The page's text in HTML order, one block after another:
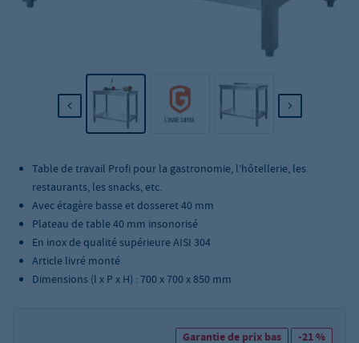
Table de travail Profi pour la gastronomie, l’hôtellerie, les
restaurants, les snacks, etc.
Avec étagère basse et dosseret 40 mm
Plateau de table 40 mm insonorisé
En inox de qualité supérieure AISI 304
Article livré monté
Dimensions (l x P x H) : 700 x 700 x 850 mm
Garantie de prix bas -21 %